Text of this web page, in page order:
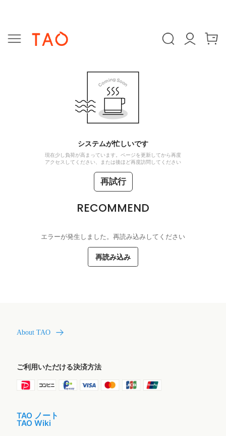
システムが忙しいです
現在少し負荷が高まっています。ページを更新してから再度
アクセスしてください、または後ほど再度訪問してください
再試行
RECOMMEND
エラーが発生しました。再読み込みしてください
再読み込み
About TAO
ご利用いただける決済方法
TAO ノート
TAO Wiki